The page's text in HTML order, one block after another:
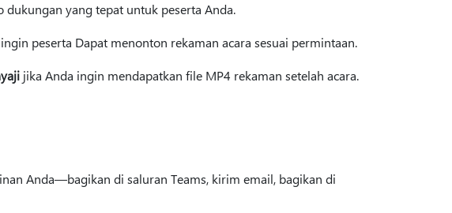
yang tepat untuk peserta Anda.
peserta Dapat menonton rekaman acara sesuai permintaan.
jika Anda ingin mendapatkan file MP4 rekaman setelah acara.
Anda—bagikan di saluran Teams, kirim email, bagikan di